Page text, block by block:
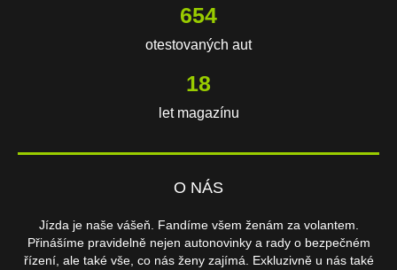
654
otestovaných aut
18
let magazínu
O NÁS
Jízda je naše vášeň. Fandíme všem ženám za volantem.
Přinášíme pravidelně nejen autonovinky a rady o bezpečném
řízení, ale také vše, co nás ženy zajímá. Exkluzivně u nás také